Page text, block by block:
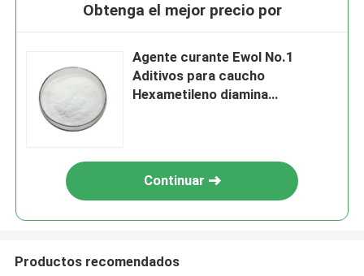
Obtenga el mejor precio por
Agente curante Ewol No.1
Aditivos para caucho
Hexametileno diamina
Continuar
Productos recomendados